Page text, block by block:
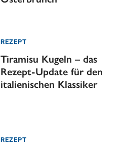
REZEPT
Tiramisu Kugeln – das
Rezept-Update für den
italienischen Klassiker
REZEPT